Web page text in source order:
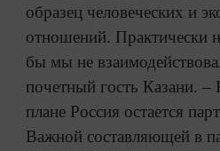
образец человеческих и
отношений. Практически
бы мы не
почетный гость Казани. –
плане Россия остается
Важной составляющей в